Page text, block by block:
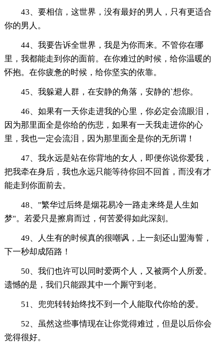
43、要相信，这世界，没有最好的男人，只有更适合
你的男人。
44、我要告诉全世界，我是为你而来。不管你在哪
里，我都能走到你的面前。在你难过的时候，给你温暖的
怀抱。在你疲惫的时候，给你坚实的依靠。
45、我躲避人群，在安静的角落，安静的`想你。
46、如果有一天你走进我的心里，你必定会流眼泪，
因为那里面全是你给的伤悲，如果有一天我走进你的心
里，我也一定会流泪，因为那里面全是你的无所谓！
47、我永远是站在你背地的女人，即便你说你爱我，
把我牵在身后，我也永远只能等待你回不回首，而没有才
能走到你面前去。
48、"繁华过后终是烟花易冷一路走来终是人生如
梦"。若爱只是擦肩而过，何苦爱得如此深刻。
49、人生有的时候真的很嘲讽，上一刻还山盟海誓，
下一秒却成陌路！
50、我们也许可以同时爱两个人，又被两个人所爱。
遗憾的是，我们只能跟其中一个厮守到老。
51、兜兜转转始终找不到一个人能取代你给的爱。
52、虽然这些事情现在让你觉得难过，但是以后你会
觉得很好。